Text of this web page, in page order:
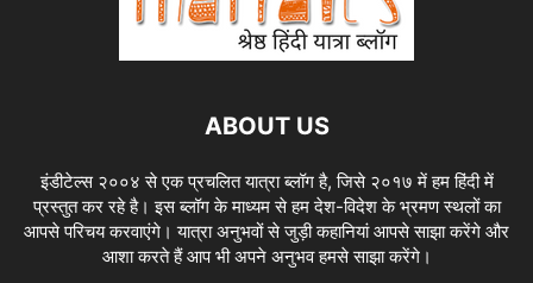
ABOUT US
इंडीटेल्स २००४ से एक प्रचलित यात्रा ब्लॉग है, जिसे २०१७ में हम हिंदी में
प्रस्तुत कर रहे है। इस ब्लॉग के माध्यम से हम देश-विदेश के भ्रमण स्थलों का
आपसे परिचय करवाएंगे। यात्रा अनुभवों से जुड़ी कहानियां आपसे साझा करेंगे और
आशा करते हैं आप भी अपने अनुभव हमसे साझा करेंगे।